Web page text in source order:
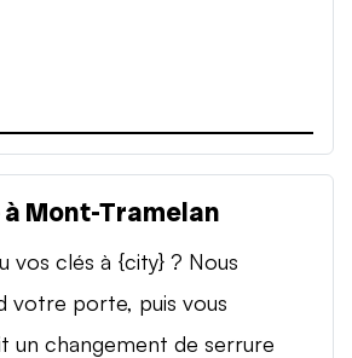
Mont-Tramelan
vos clés à {city} ? Nous
votre porte, puis vous
un changement de serrure